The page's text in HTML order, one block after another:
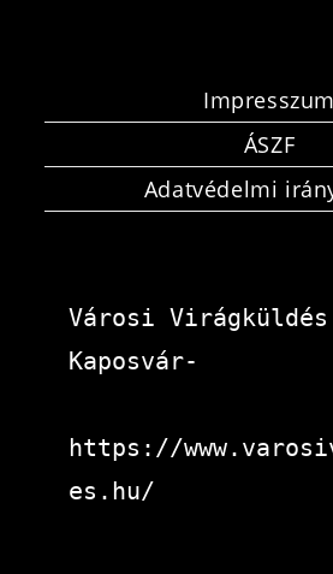
Impresszum
ÁSZF
Adatvédelmi
Városi Virágküldés
Kaposvár-
https://
es.hu/